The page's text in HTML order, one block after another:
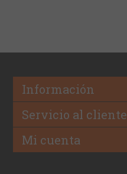
Información
Servicio al cliente
Mi cuenta